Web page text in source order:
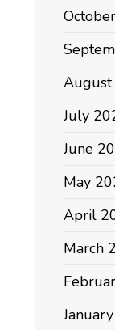
July
June
May
April
March